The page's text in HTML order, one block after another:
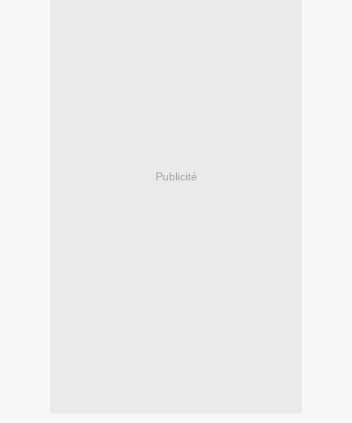
Publicité